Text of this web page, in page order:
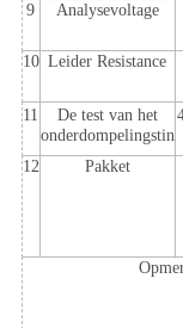
9 Analysevoltage
10 Leider Resistance
11
De test van het
onderdompelingstin
12 Pakket